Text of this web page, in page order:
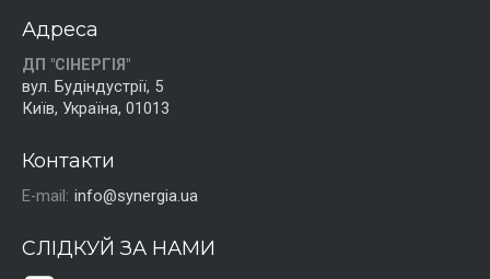
Адреса
ДП "СІНЕРГІЯ"
вул. Будіндустрії, 5
Київ, Україна, 01013
Контакти
E-mail: info@synergia.ua
СЛІДКУЙ ЗА НАМИ